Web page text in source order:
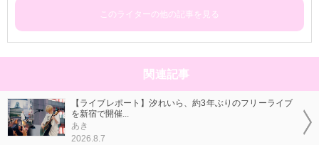
このライターの他の記事を見る
関連記事
【ライブレポート】汐れいら、約3年ぶりのフリーライブ
を新宿で開催...
あき
2026.8.7